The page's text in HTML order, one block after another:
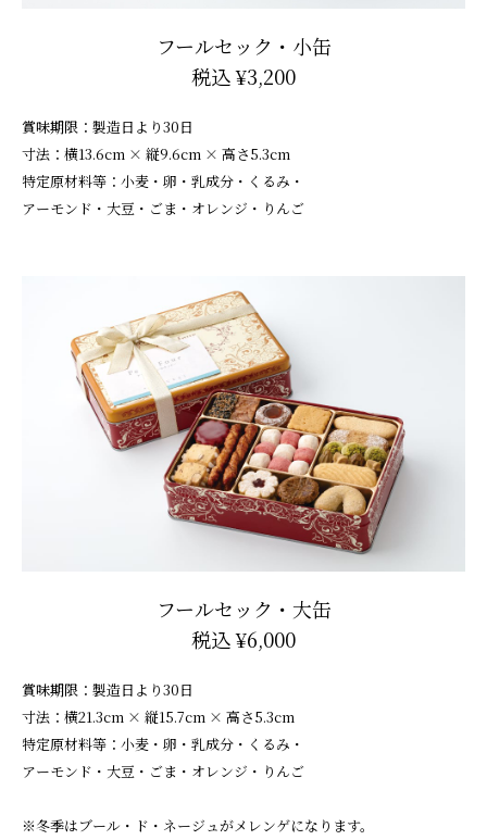
フールセック・小缶
税込 ¥3,200
賞味期限：製造日より30日
寸法：横13.6cm × 縦9.6cm × 高さ5.3cm
特定原材料等：小麦・卵・乳成分・くるみ・
アーモンド・大豆・ごま・オレンジ・りんご
フールセック・大缶
税込 ¥6,000
賞味期限：製造日より30日
寸法：横21.3cm × 縦15.7cm × 高さ5.3cm
特定原材料等：小麦・卵・乳成分・くるみ・
アーモンド・大豆・ごま・オレンジ・りんご
※冬季はブール・ド・ネージュがメレンゲになります。